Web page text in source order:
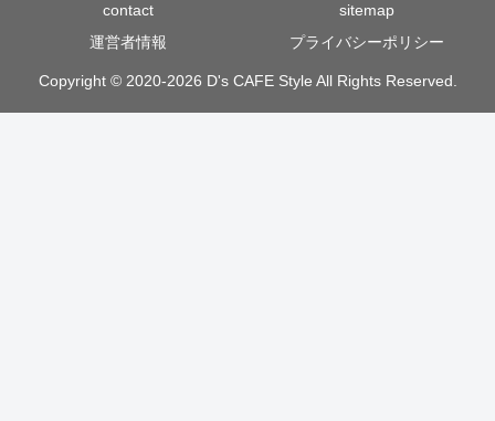
contact
sitemap
運営者情報
プライバシーポリシー
Copyright © 2020-2026 D's CAFE Style All Rights Reserved.